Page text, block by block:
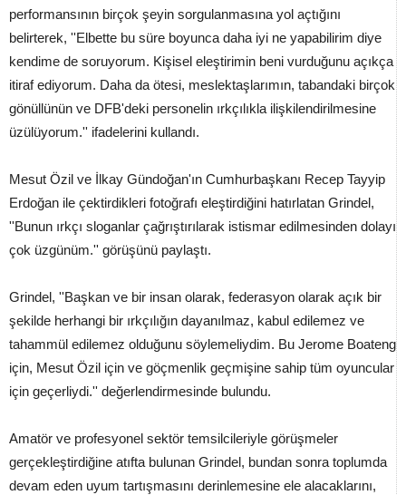
performansının birçok şeyin sorgulanmasına yol açtığını
belirterek, ''Elbette bu süre boyunca daha iyi ne yapabilirim diye
kendime de soruyorum. Kişisel eleştirimin beni vurduğunu açıkça
itiraf ediyorum. Daha da ötesi, meslektaşlarımın, tabandaki birçok
gönüllünün ve DFB'deki personelin ırkçılıkla ilişkilendirilmesine
üzülüyorum.'' ifadelerini kullandı.
Mesut Özil ve İlkay Gündoğan'ın Cumhurbaşkanı Recep Tayyip
Erdoğan ile çektirdikleri fotoğrafı eleştirdiğini hatırlatan Grindel,
''Bunun ırkçı sloganlar çağrıştırılarak istismar edilmesinden dolayı
çok üzgünüm.'' görüşünü paylaştı.
Grindel, ''Başkan ve bir insan olarak, federasyon olarak açık bir
şekilde herhangi bir ırkçılığın dayanılmaz, kabul edilemez ve
tahammül edilemez olduğunu söylemeliydim. Bu Jerome Boateng
için, Mesut Özil için ve göçmenlik geçmişine sahip tüm oyuncular
için geçerliydi.'' değerlendirmesinde bulundu.
Amatör ve profesyonel sektör temsilcileriyle görüşmeler
gerçekleştirdiğine atıfta bulunan Grindel, bundan sonra toplumda
devam eden uyum tartışmasını derinlemesine ele alacaklarını,